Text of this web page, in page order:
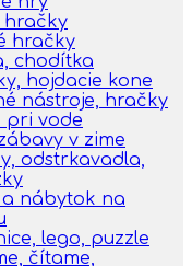
hračky
hračky
chodítka
hojdacie kone
nástroje, hračky
pri vode
v zime
odstrkavadla,
nábytok na
lego, puzzle
čítame,